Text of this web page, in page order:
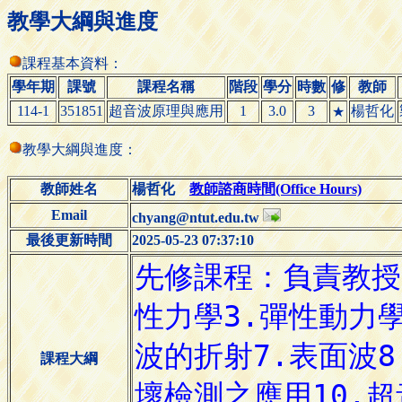
教學大綱與進度
課程基本資料：
學年期
課號 課程名稱 階段 學分 時數 修
教師
114-1
351851 超音波原理與應用 1 3.0 3 ★ 楊哲化
教學大綱與進度：
教師姓名 楊哲化教師諮商時間(Office Hours)
Email
chyang@ntut.edu.tw
最後更新時間
2025-05-23 07:37:10
課程大綱